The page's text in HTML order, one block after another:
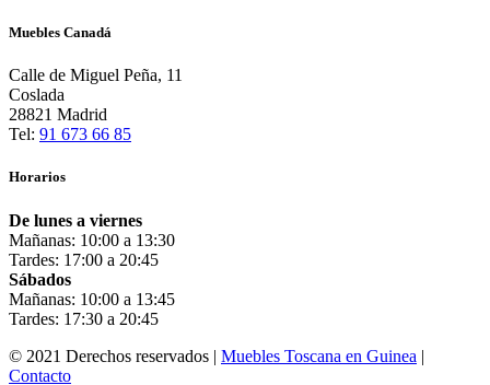
Muebles Canadá
Calle de Miguel Peña, 11
Coslada
28821 Madrid
Tel: 91 673 66 85
Horarios
De lunes a viernes
Mañanas: 10:00 a 13:30
Tardes: 17:00 a 20:45
Sábados
Mañanas: 10:00 a 13:45
Tardes: 17:30 a 20:45
© 2021 Derechos reservados | Muebles Toscana en Guinea |
Contacto